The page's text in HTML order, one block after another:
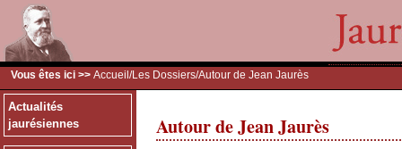
Vous êtes ici >> Accueil /Les Dossiers/Autour de Jean Jaurès
Actualités
jaurésiennes
Autour de Jean Jaurès